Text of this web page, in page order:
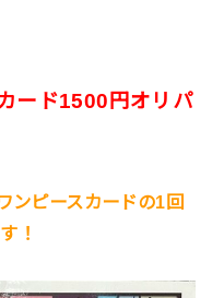
ード1500円オリパ
ンピースカードの1回
！